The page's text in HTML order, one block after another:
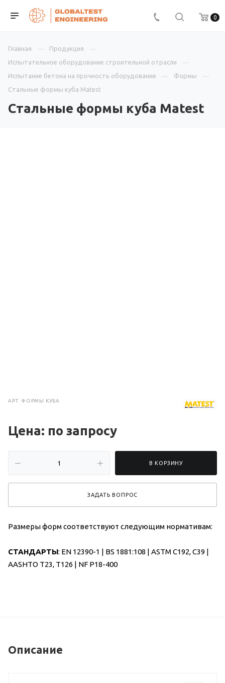
0
Главная
Продукция
Испытательное оборудование строительной отрасли
Испытание бетона на прочность оборудование
Формы
Стальные формы куба Matest
Стальные формы куба Matest
АРТ. ФОРМЫ КУБА
Цена: по запросу
В КОРЗИНУ
ЗАДАТЬ ВОПРОС
Размеры форм соответствуют следующим нормативам:
СТАНДАРТЫ: EN 12390-1 | BS 1881:108 | ASTM C192, C39 |
AASHTO T23, T126 | NF P18-400
Описание